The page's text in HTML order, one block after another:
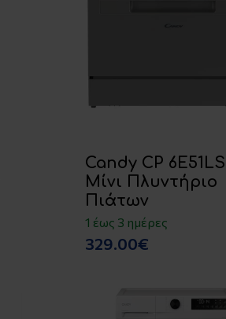
Candy CP 6E51LS
Μίνι Πλυντήριο
Πιάτων
1 έως 3 ημέρες
329.00€